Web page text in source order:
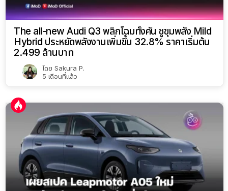
The all-new Audi Q3 พลิกโฉมทั้งคัน ชูขุมพลัง Mild
Hybrid ประหยัดพลังงานเพิ่มขึ้น 32.8% ราคาเริ่มต้น
2.499 ล้านบาท
โดย Sakura P.
5 เดือนที่แล้ว